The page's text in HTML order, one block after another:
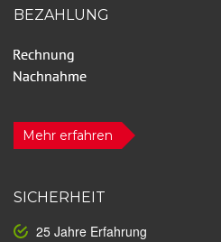
BEZAHLUNG
Mehr erfahren
SICHERHEIT
25 Jahre Erfahrung